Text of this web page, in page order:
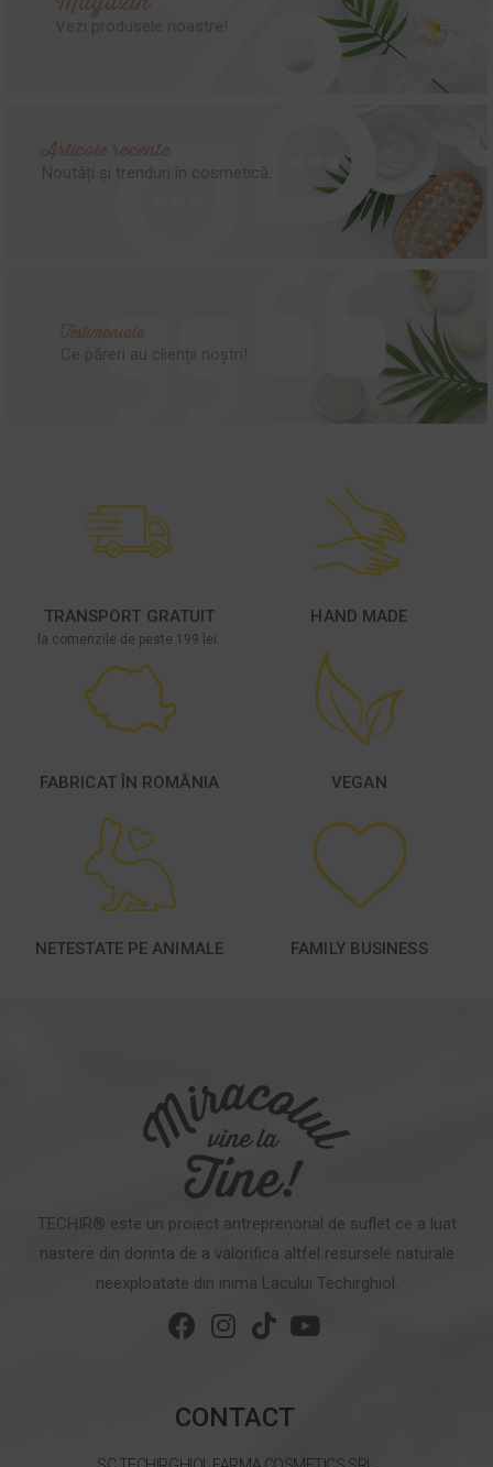
Vezi produsele noastre!
Articole recente
Noutăți și trenduri în cosmetică.
Testimoniale
Ce păreri au clienții noștri!
TRANSPORT GRATUIT
la comenzile de peste 199 lei.
HAND MADE
FABRICAT ÎN ROMÂNIA VEGAN
NETESTATE PE ANIMALE FAMILY BUSINESS
TECHIR® este un proiect antreprenorial de suflet ce a luat
nastere din dorinta de a valorifica altfel resursele naturale
neexploatate din inima Lacului Techirghiol.
CONTACT